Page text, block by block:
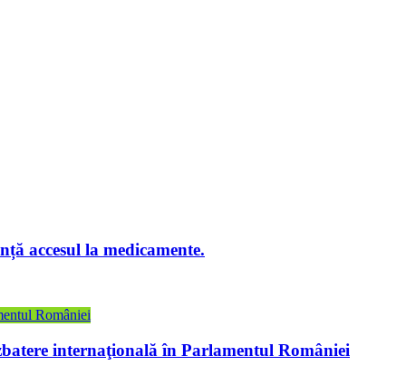
accesul la medicamente.
internaţională în Parlamentul României